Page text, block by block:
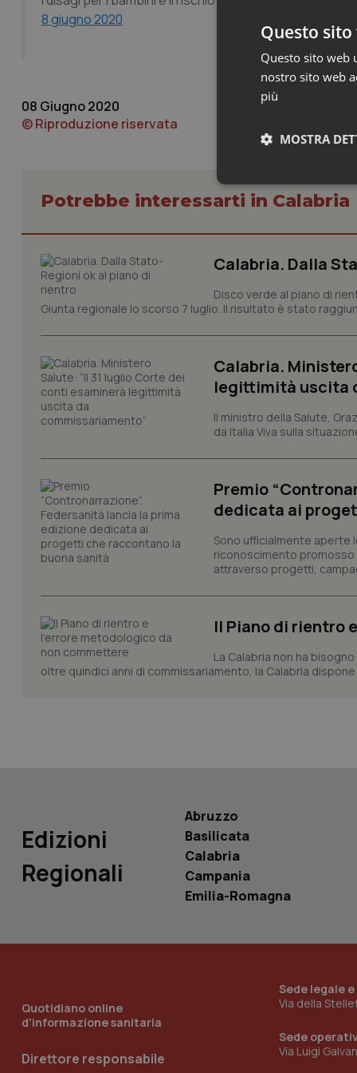
8 giugno 2020
08 Giugno 2020
© Riproduzione riservata
Potrebbe interessarti in Calabria
Calabria. Dalla
Disco verde al piano di
Giunta regionale lo scorso 7 luglio. Il risultato è stato
Calabria.
legittimità uscita
Il ministro della Salute,
da Italia Viva sulla
Premio
dedicata ai
Sono ufficialmente aperte
riconoscimento promosso
attraverso progetti,
Il Piano di rientro
La Calabria non ha
oltre quindici anni di commissariamento, la Calabria
Edizioni
Regionali
Abruzzo
Basilicata
Calabria
Campania
Emilia-Romagna
Quotidiano online
d'informazione sanitaria
Direttore responsabile
Sede legale
Via della
Sede
Via Luigi
Questo
Questo sito web
nostro sito web
più
MOSTRA
Nome
tracking-sites-
tracking-enable
_ga
__Secure-YNID